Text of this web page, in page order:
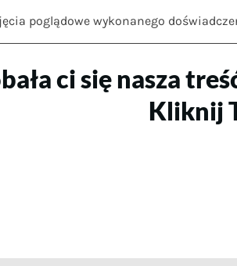
poglądowe wykonanego
ci się nasza
Kliknij